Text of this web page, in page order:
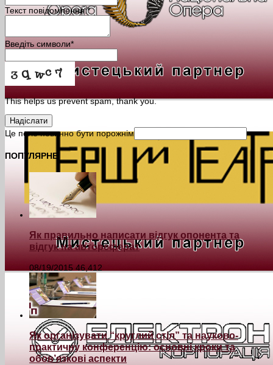
Текст повідомлення:*
Введіть символи*
This helps us prevent spam, thank you.
Надіслати
Це поле повинно бути порожнім
ПОПУЛЯРНЕ
Як правильно написати відгук опонента та
відгук на автореферат
08/19/2015 46,412
Як організувати “круглий стіл” та науково-
практичну конференцію: основні кроки та
обов’язкові аспекти